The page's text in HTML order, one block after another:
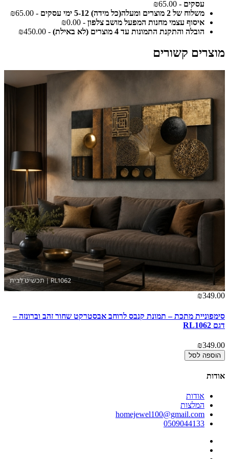
עסקים - ₪65.00
משלוח של 2 מוצרים ומעלה(כל מידה) 5-12 ימי עסקים
- ₪65.00
איסוף עצמי מחנות המפעל מושב צלפון - ₪0.00
הובלה והתקנת התמונות עד 4 מוצרים (לא באילת)
- ₪450.00
מוצרים קשורים
₪349.00
סימפוניית מתכת – תמונת קנבס לרוחב אבסטרקט שחור זהב וברונזה –
דגם RL1062
₪349.00
הוספה לסל
אודות
אודות
המלצות
homejewel100@gmail.com
0509044133